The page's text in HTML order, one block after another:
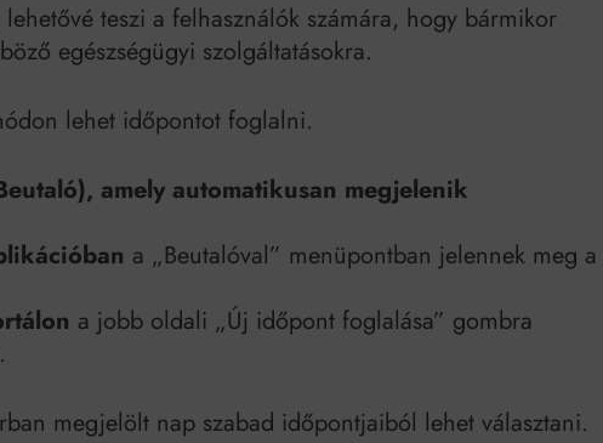
teszi a felhasználók számára, hogy bármikor
egészségügyi szolgáltatásokra.
lehet időpontot foglalni.
amely automatikusan megjelenik
a „Beutalóval” menüpontban jelennek meg a
a jobb oldali „Új időpont foglalása” gombra
megjelölt nap szabad időpontjaiból lehet választani.